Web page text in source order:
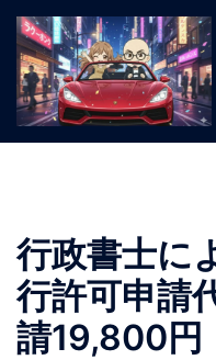
行政書士に
行許可申請
請19,800円